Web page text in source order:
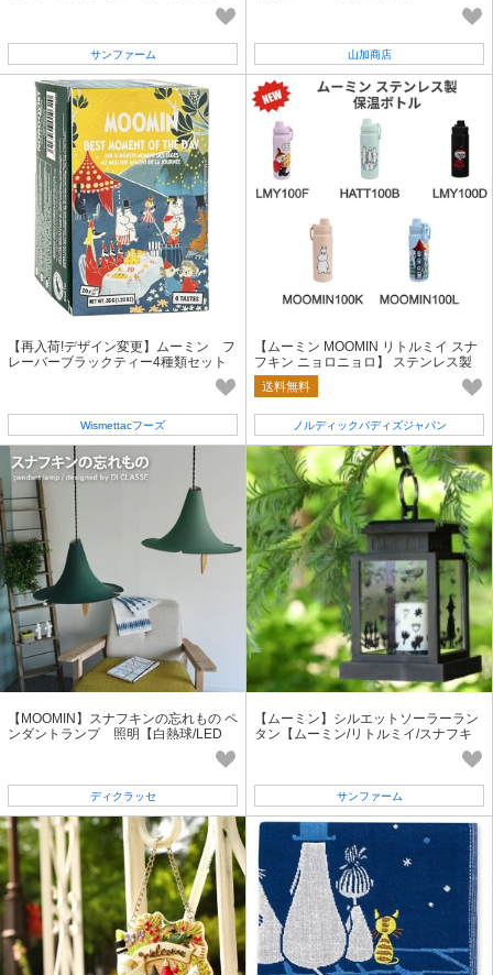
サンファーム 山加商店
【再入荷!デザイン変更】ムーミン フ
レーバーブラックティー4種類セット
Wismettacフーズ
【ムーミン MOOMIN リトルミイ スナ
フキン ニョロニョロ】 ステンレス製
保温ボトル
送料無料
ノルディックバディズジャパン
【MOOMIN】スナフキンの忘れもの ペ
ンダントランプ 照明【白熱球/LED
ディクラッセ
【ムーミン】シルエットソーラーラン
タン【ムーミン/リトルミイ/スナフキ
ン】園芸・ガーデニング用品 LED
サンファーム